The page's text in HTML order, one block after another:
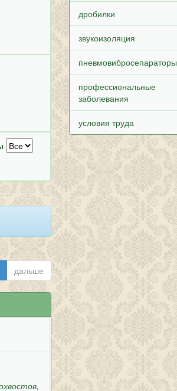
дальше
дробилки
звукоизоляция
пневмовибросепараторы
профессиональные
заболевания
условия труда